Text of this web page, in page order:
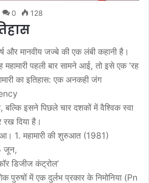
0 128
और मानवीय जज्बे की एक लंबी कहानी है।
पहली बार सामने आई, तो इसे एक ‘रह
का इतिहास: एक अनकही जंग
इसने पिछले चार दशकों में वैश्विक स्वा
दिया है।
1. महामारी की शुरुआत (1981)
जून,
डिजीज कंट्रोल’
में एक दुर्लभ प्रकार के निमोनिया (Pn